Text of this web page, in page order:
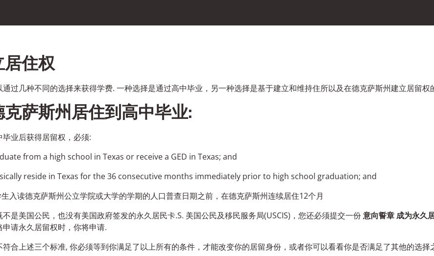
居住权
通过几种不同的选择来获得学费. 一种选择是通过高中毕业，另一种选择是基于建立和维持住所以及在德克萨斯州建立居留权
萨斯州居住到高中毕业:
毕业后获得居留权，必须:
from a high school in Texas or receive a GED in Texas; and
reside in Texas for the 36 consecutive months immediately prior to high school graduation; and
入读德克萨斯州公立学院或大学的学期的人口普查日期之前，在德克萨斯州连续居住12个月
不是美国公民，也没有美国政府签发的永久居民卡.S. 美国公民及移民服务局(USCIS)，您还必须提交一份意向誓章 成为永久
申请永久居留权时，你将申请.
符合上述三个标准, 你必须等到你满足了以上所有的条件，才能改变你的居留身份，或者你可以看看你是否满足了其他的选择